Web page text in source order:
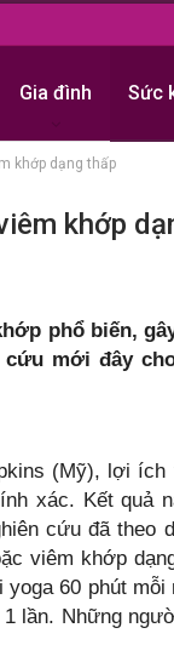
Gia đình Sức
khớp dạng thấp
khớp
phổ biến,
cứu mới đây
(Mỹ), lợi
xác. Kết quả
cứu đã theo
viêm khớp
60 phút mỗi
lần. Những